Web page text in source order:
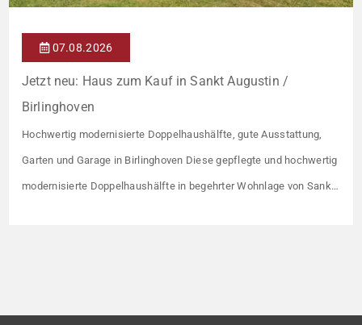
07.08.2026
Jetzt neu: Haus zum Kauf in Sankt Augustin /
Birlinghoven
Hochwertig modernisierte Doppelhaushälfte, gute Ausstattung,
Garten und Garage in Birlinghoven Diese gepflegte und hochwertig
modernisierte Doppelhaushälfte in begehrter Wohnlage von Sankt
Terrasse bildet den Mittelpunkt des Hauses. […]